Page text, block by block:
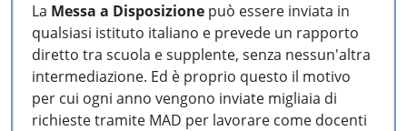
La Messa a Disposizione può essere inviata in
qualsiasi istituto italiano e prevede un rapporto
diretto tra scuola e supplente, senza nessun'altra
intermediazione. Ed è proprio questo il motivo
per cui ogni anno vengono inviate migliaia di
richieste tramite MAD per lavorare come docenti